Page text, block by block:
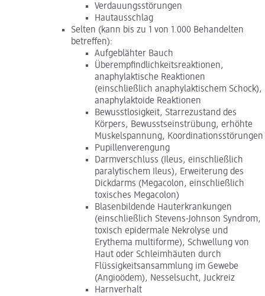
Verdauungsstörungen
Hautausschlag
Selten (kann bis zu 1 von 1.000 Behandelten
betreffen):
Aufgeblähter Bauch
Überempfindlichkeitsreaktionen,
anaphylaktische Reaktionen
(einschließlich anaphylaktischem Schock),
anaphylaktoide Reaktionen
Bewusstlosigkeit, Starrezustand des
Körpers, Bewusstseinstrübung, erhöhte
Muskelspannung, Koordinationsstörungen
Pupillenverengung
Darmverschluss (Ileus, einschließlich
paralytischem Ileus), Erweiterung des
Dickdarms (Megacolon, einschließlich
toxisches Megacolon)
Blasenbildende Hauterkrankungen
(einschließlich Stevens-Johnson Syndrom,
toxisch epidermale Nekrolyse und
Erythema multiforme), Schwellung von
Haut oder Schleimhäuten durch
Flüssigkeitsansammlung im Gewebe
(Angioödem), Nesselsucht, Juckreiz
Harnverhalt